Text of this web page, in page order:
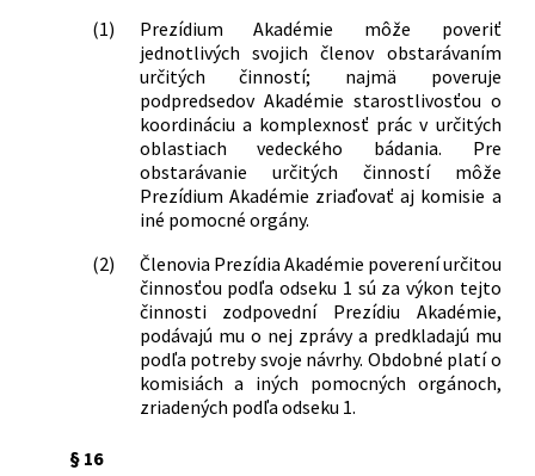
(1)
Prezídium Akadémie môže poveriť
jednotlivých svojich členov obstarávaním
určitých činností; najmä poveruje
podpredsedov Akadémie starostlivosťou o
koordináciu a komplexnosť prác v určitých
oblastiach vedeckého bádania. Pre
obstarávanie určitých činností môže
Prezídium Akadémie zriaďovať aj komisie a
iné pomocné orgány.
(2)
Členovia Prezídia Akadémie poverení určitou
činnosťou podľa odseku 1 sú za výkon tejto
činnosti zodpovední Prezídiu Akadémie,
podávajú mu o nej zprávy a predkladajú mu
podľa potreby svoje návrhy. Obdobné platí o
komisiách a iných pomocných orgánoch,
zriadených podľa odseku 1.
§ 16